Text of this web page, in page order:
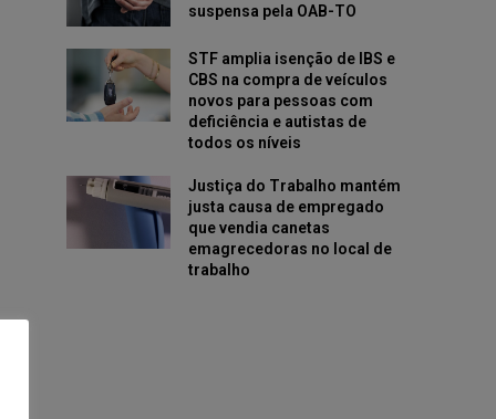
suspensa pela OAB-TO
STF amplia isenção de IBS e
CBS na compra de veículos
novos para pessoas com
deficiência e autistas de
todos os níveis
Justiça do Trabalho mantém
justa causa de empregado
que vendia canetas
emagrecedoras no local de
trabalho